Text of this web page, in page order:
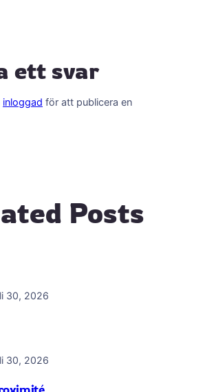
ett svar
inloggad för att publicera en
Posts
30, 2026
30, 2026